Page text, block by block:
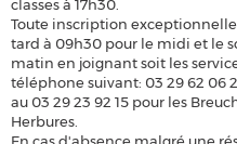
classes à 17h30.
Toute inscription
tard à 09h30 pour le midi et le
matin en joignant soit les
téléphone suivant: 03 29 62 06
au 03 29 23 92 15 pour les
Herbures.
En cas d'absence malgré une